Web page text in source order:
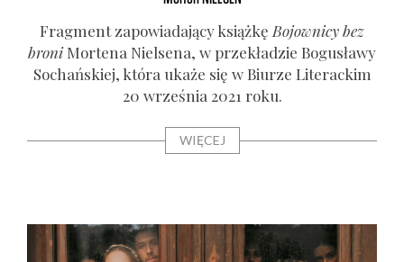
Frag­ment zapo­wia­da­ją­cy książ­kę Bojow­ni­cy bez
bro­niMor­te­na Nie­lse­na, w prze­kła­dzie Bogu­sła­wy
Sochań­skiej, któ­ra uka­że się w Biu­rze Lite­rac­kim
20 wrze­śnia 2021 roku.
WIĘCEJ